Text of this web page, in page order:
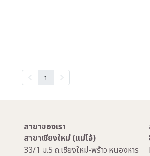
1
สาขาของเรา
สาขาเชียงใหม่ (แม่โจ้)
33/1 ม.5 ถ.เชียงใหม่-พร้าว หนองหาร